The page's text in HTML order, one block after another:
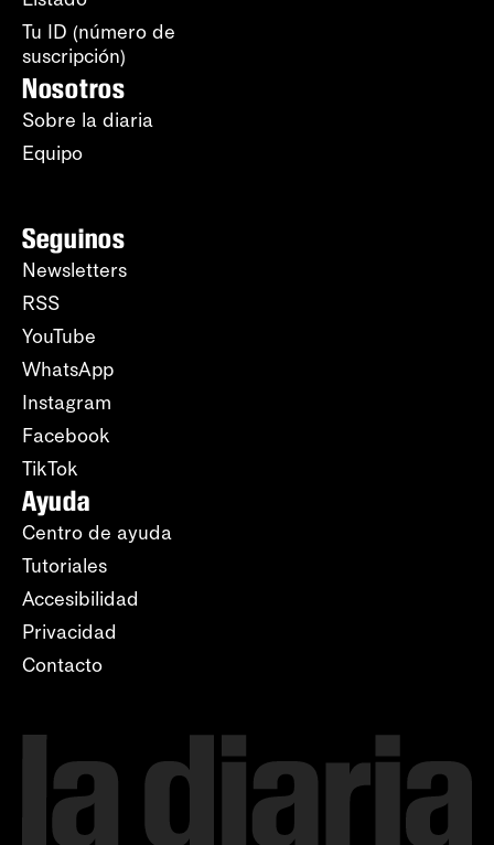
Tu ID (número de
suscripción)
Nosotros
Sobre la diaria
Equipo
Seguinos
Newsletters
RSS
YouTube
WhatsApp
Instagram
Facebook
TikTok
Ayuda
Centro de ayuda
Tutoriales
Accesibilidad
Privacidad
Contacto